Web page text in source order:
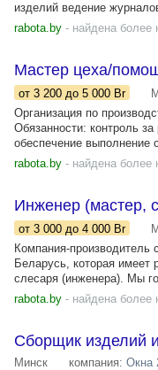
изделий ведение
rabota.by - найдена более
Мастер цеха/
от 3 200 до 5 000 Br
Организация по
Обязанности: контроль
обеспечение выполнение
rabota.by - найдена более
Инженер (мастер,
от 3 000 до 4 000 Br
Компания-производитель
Беларусь, которая имеет
слесаря (инженера). Мы
rabota.by - найдена более
Сборщик изделий
Минск компания: Окна